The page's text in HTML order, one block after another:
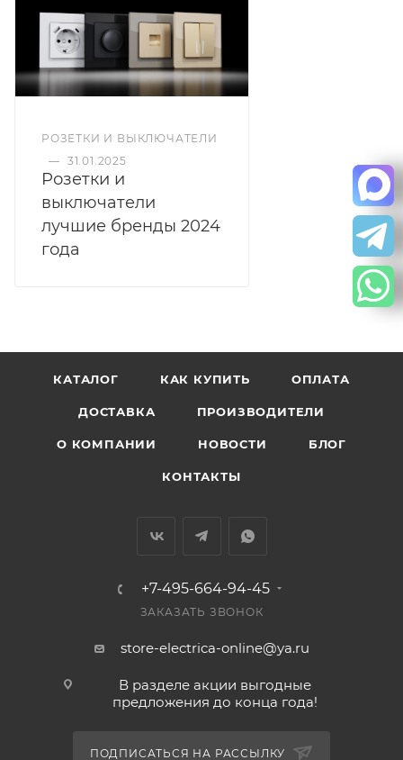
РОЗЕТКИ И ВЫКЛЮЧАТЕЛИ
— 31.01.2025
Розетки и
выключатели
лучшие бренды 2024
года
КАТАЛОГ КАК КУПИТЬ ОПЛАТА
ДОСТАВКА ПРОИЗВОДИТЕЛИ
О КОМПАНИИ НОВОСТИ БЛОГ
КОНТАКТЫ
+7-495-664-94-45
ЗАКАЗАТЬ ЗВОНОК
store-electrica-online@ya.ru
В разделе акции выгодные
предложения до конца года!
ПОДПИСАТЬСЯ НА РАССЫЛКУ